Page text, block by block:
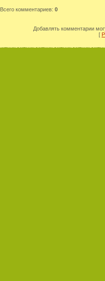
Всего комментариев: 0
Добавлять комментарии
[